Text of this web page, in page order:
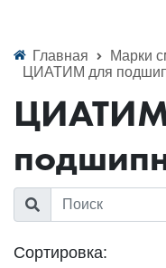
Главная Марки
ЦИАТИМ для
Сортировка: